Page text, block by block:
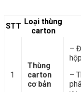
STT Loại thùng
carton
1
Thùng
carton
cơ bản
–
–